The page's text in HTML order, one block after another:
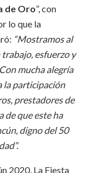
de Oro”, con
lo que la
“Mostramos al
trabajo, esfuerzo y
mucha alegría
la participación
prestadores de
de que este ha
digno del 50